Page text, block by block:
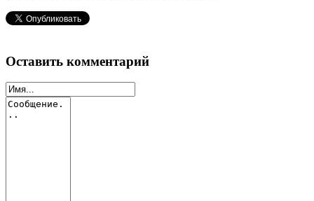
Оставить комментарий